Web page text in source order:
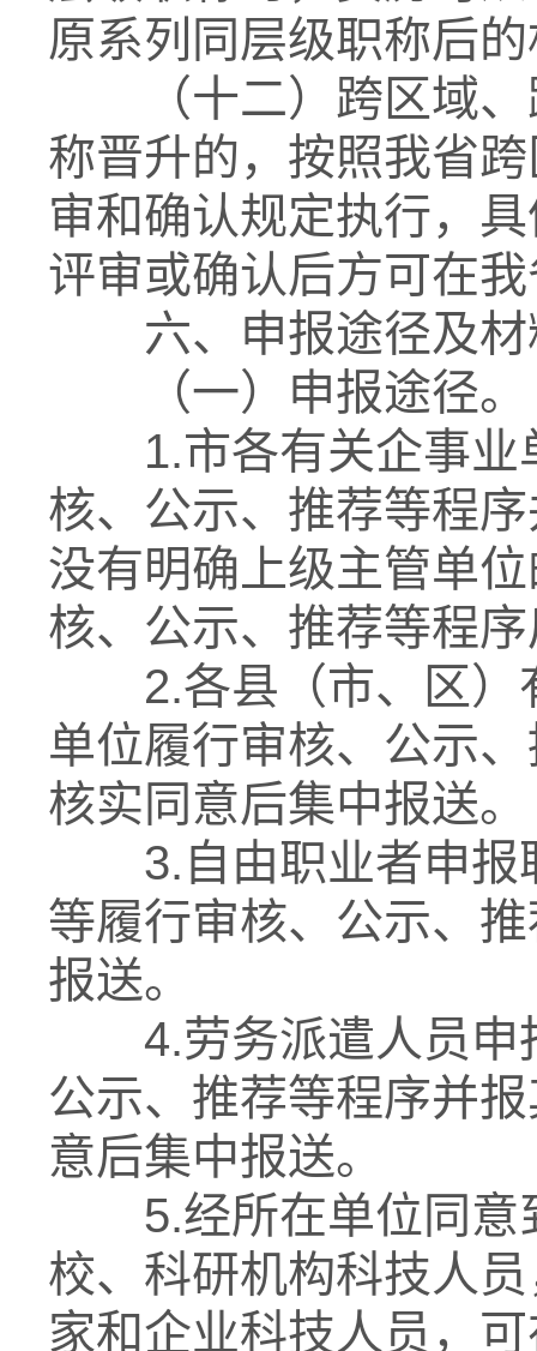
原系列同层级职称后
（十二）跨区域、
称晋升的，按照我省
审和确认规定执行，
评审或确认后方可在
六、申报途径及材
（一）申报途径。
1.市各有关企事业
核、公示、推荐等程
没有明确上级主管单
核、公示、推荐等程
2.各县（市、区）
单位履行审核、公示
核实同意后集中报送。
3.自由职业者申报
等履行审核、公示、
报送。
4.劳务派遣人员申
公示、推荐等程序并
意后集中报送。
5.经所在单位同意
校、科研机构科技人
家和企业科技人员，